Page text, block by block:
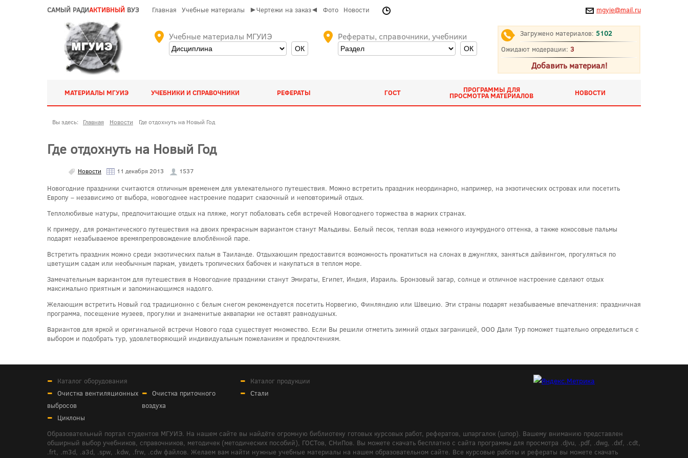
САМЫЙ РАДИАКТИВНЫЙ ВУЗ Главная Учебные материалы ►Чертежи на заказ◄ Фото Новости mgyie@mail.ru
Учебные материалы МГУИЭ Рефераты, справочники, учебники Загружено материалов: 5102
Ожидают модерации: 3
Добавить материал!
МАТЕРИАЛЫ МГУИЭ УЧЕБНИКИ И СПРАВОЧНИКИ РЕФЕРАТЫ ГОСТ ПРОГРАММЫ ДЛЯ
ПРОСМОТРА МАТЕРИАЛОВ НОВОСТИ
Вы здесь: Главная Новости Где отдохнуть на Новый Год
Где отдохнуть на Новый Год
Новости 11 декабря 2013 1537
Новогодние праздники считаются отличным временем для увлекательного путешествия. Можно встретить праздник неординарно, например, на экзотических островах или посетить
Европу – независимо от выбора, новогоднее настроение подарит сказочный и неповторимый отдых.
Теплолюбивые натуры, предпочитающие отдых на пляже, могут побаловать себя встречей Новогоднего торжества в жарких странах.
К примеру, для романтического путешествия на двоих прекрасным вариантом станут Мальдивы. Белый песок, теплая вода нежного изумрудного оттенка, а также кокосовые пальмы
подарят незабываемое времяпрепровождение влюблённой паре.
Встретить праздник можно среди экзотических пальм в Таиланде. Отдыхающим предоставится возможность прокатиться на слонах в джунглях, заняться дайвингом, прогуляться по
цветущим садам или необычным паркам, увидеть тропических бабочек и накупаться в теплом море.
Замечательным вариантом для путешествия в Новогодние праздники станут Эмираты, Египет, Индия, Израиль. Бронзовый загар, солнце и отличное настроение сделают отдых
максимально приятным и запоминающимся надолго.
Желающим встретить Новый год традиционно с белым снегом рекомендуется посетить Норвегию, Финляндию или Швецию. Эти страны подарят незабываемые впечатления: праздничная
программа, посещение музеев, прогулки и знаменитые аквапарки не оставят равнодушных.
Вариантов для яркой и оригинальной встречи Нового года существует множество. Если Вы решили отметить зимний отдых заграницей, OOO Дали Тур поможет тщательно определиться с
выбором и подобрать тур, удовлетворяющий индивидуальным пожеланиям и предпочтениям.
Каталог оборудования
Очистка вентиляционных
выбросов
Очистка приточного
воздуха
Циклоны
Каталог продукции
Стали
Образовательный портал студентов МГУИЭ. На нашем сайте вы найдёте огромную библиотеку готовых курсовых работ, рефератов, шпаргалок (шпор). Вашему вниманию представлен
обширный выбор учебников, справочников, методичек (методических пособий), ГОСТов, СНиПов. Вы можете скачать бесплатно с сайта программы для просмотра .djvu, .pdf, .dwg, .dxf, .cdt,
.frt, .m3d, .a3d, .spw, .kdw, .frw, .cdw файлов. Желаем вам найти нужные учебные материалы на нашем образовательном сайте. Все курсовые работы и рефераты вы можете скачать